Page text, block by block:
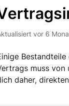
Aktualisiert vor 6
muss von
daher,